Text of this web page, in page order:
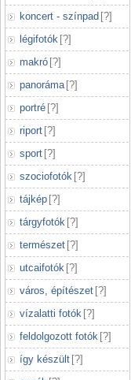
koncert - színpad [?]
légifotók [?]
makró [?]
panoráma [?]
portré [?]
riport [?]
sport [?]
szociofotók [?]
tájkép [?]
tárgyfotók [?]
természet [?]
utcaifotók [?]
város, építészet [?]
vízalatti fotók [?]
feldolgozott fotók [?]
így készült [?]